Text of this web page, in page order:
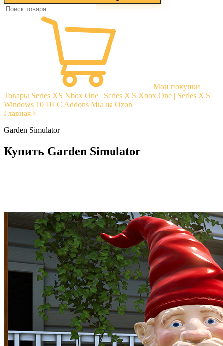
Мои покупки
Товары Series XS Xbox One | Series X|S Xbox One | Series X|S |
Windows 10 DLC Addons Мы на Ozon
Главная
Garden Simulator
Купить Garden Simulator